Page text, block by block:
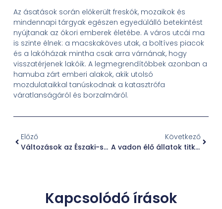
Az ásatások során előkerült freskók, mozaikok és
mindennapi tárgyak egészen egyedülálló betekintést
nyújtanak az ókori emberek életébe. A város utcái ma
is szinte élnek: a macskaköves utak, a boltíves piacok
és a lakóházak mintha csak arra várnának, hogy
visszatérjenek lakóik. A legmegrendítőbbek azonban a
hamuba zárt emberi alakok, akik utolsó
mozdulataikkal tanúskodnak a katasztrófa
váratlanságáról és borzalmáról.
Előző
Változások az Északi-sarkon: az olvadó jégvilág jövője
Következő
A vadon élő állatok titkai és megőrzésük fontossága
Kapcsolódó írások